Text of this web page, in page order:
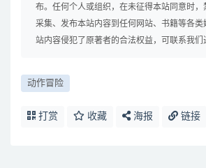
布。任何个人或组织，在未征得本站同意时，
采集、发布本站内容到任何网站、书籍等各类
站内容侵犯了原著者的合法权益，可联系我们
动作冒险
打赏 收藏 海报 链接